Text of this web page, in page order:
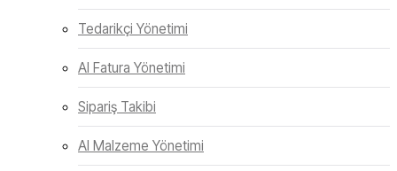
Tedarikçi Yönetimi
AI Fatura Yönetimi
Sipariş Takibi
AI Malzeme Yönetimi